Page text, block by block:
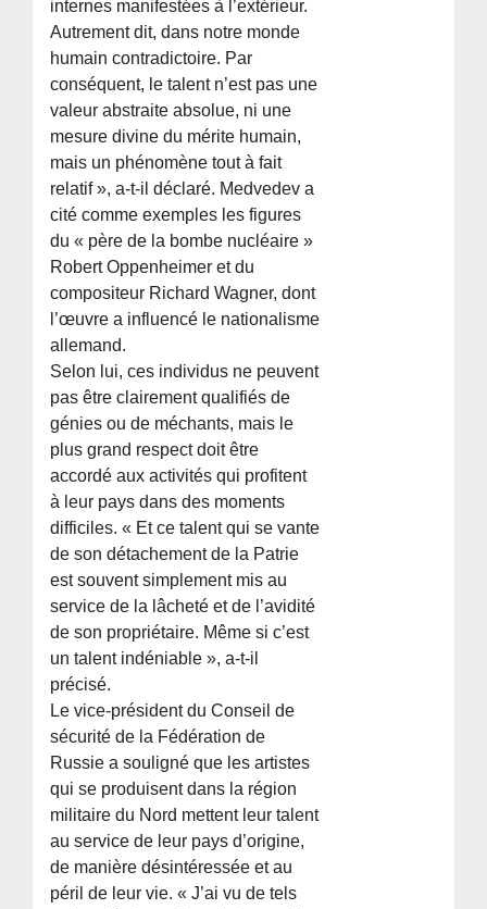
internes manifestées à l’extérieur.
Autrement dit, dans notre monde
humain contradictoire. Par
conséquent, le talent n’est pas une
valeur abstraite absolue, ni une
mesure divine du mérite humain,
mais un phénomène tout à fait
relatif », a-t-il déclaré. Medvedev a
cité comme exemples les figures
du « père de la bombe nucléaire »
Robert Oppenheimer et du
compositeur Richard Wagner, dont
l’œuvre a influencé le nationalisme
allemand.
Selon lui, ces individus ne peuvent
pas être clairement qualifiés de
génies ou de méchants, mais le
plus grand respect doit être
accordé aux activités qui profitent
à leur pays dans des moments
difficiles. « Et ce talent qui se vante
de son détachement de la Patrie
est souvent simplement mis au
service de la lâcheté et de l’avidité
de son propriétaire. Même si c’est
un talent indéniable », a-t-il
précisé.
Le vice-président du Conseil de
sécurité de la Fédération de
Russie a souligné que les artistes
qui se produisent dans la région
militaire du Nord mettent leur talent
au service de leur pays d’origine,
de manière désintéressée et au
péril de leur vie. « J’ai vu de tels